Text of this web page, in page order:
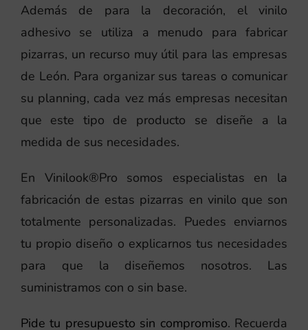
Además de para la decoración, el vinilo
adhesivo se utiliza a menudo para fabricar
pizarras, un recurso muy útil para las empresas
de León. Para organizar sus tareas o comunicar
su planning, cada vez más empresas necesitan
que este tipo de producto se diseñe a la
medida de sus necesidades.
En Vinilook®Pro somos especialistas en la
fabricación de estas pizarras en vinilo que son
totalmente personalizadas. Puedes enviarnos
tu propio diseño o explicarnos tus necesidades
para que la diseñemos nosotros. Las
suministramos con o sin base.
Pide tu presupuesto sin compromiso. Recuerda